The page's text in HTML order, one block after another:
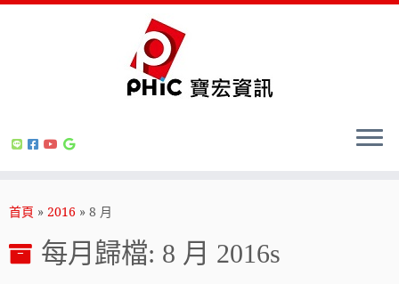
to首頁 » 2016 » 8 月
每月歸檔: 8 月 2016s